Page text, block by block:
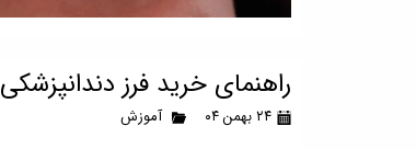
راهنمای خرید فرز دندانپزشکی
۲۴ بهمن ۰۴
آموزش